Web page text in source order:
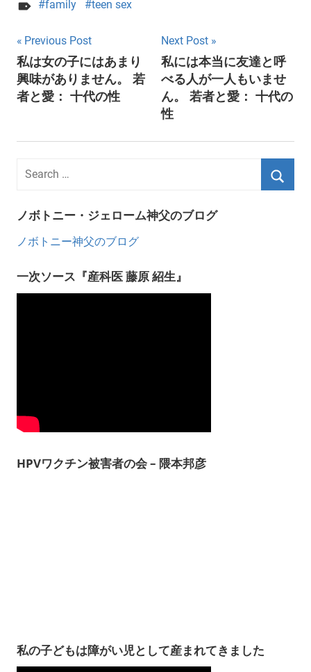
family teen sex
Post
navigation
Previous Post
私は女の子にはあまり
興味がありません。 若
者と愛： 十代の性
Next Post
私には本当に友達と呼
べる人が一人もいませ
ん。 若者と愛： 十代の
性
ノボトニー・ジェローム神父のブログ
ノボトニー神父のブログ
一次ソース『産科医 藤原 紹生』
HPVワクチン被害者の会 – 隈本邦彦
私の子どもは障がい児として産まれてきました